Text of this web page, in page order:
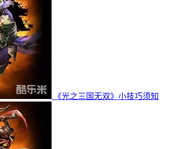
《光之三国无双》小技巧须知